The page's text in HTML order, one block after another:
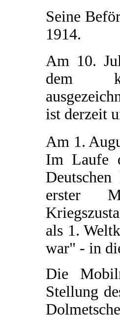
Seine
1914.
Am 10.
dem
ist derzeit
Am 1.
Im Laufe
erster
als 1.
war" - in
Die
Stellung